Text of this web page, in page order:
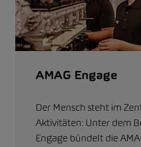
AMAG Engage
Der Mensch steht im
Aktivitäten: Unter dem
Engage bündelt die